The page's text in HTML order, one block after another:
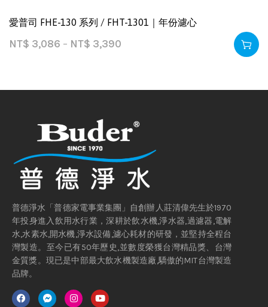
愛普司 FHE-130 系列 / FHT-1301｜年份濾心
NT$ 3,086 – NT$ 3,390
普德淨水「普德家電事業集團」自創辦人莊清偉先生於1970
年投身進入飲用水行業，深耕於飲水機,淨水器,過濾器,電解
水,水素水,開水機,淨水設備,濾心耗材的研發，並堅持全程台
灣製造。至今已有50年歷史,並數度榮獲台灣精品獎、台灣
金質獎。現已是中部最大飲水機製造廠,驕傲的MIT台灣製造
品牌。